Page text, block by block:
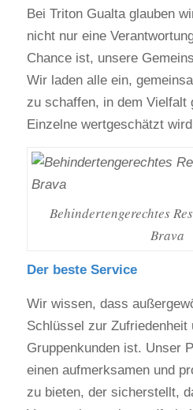
Bei Triton Gualta glauben
nicht nur eine
Chance ist, unsere
Wir laden alle ein,
zu schaffen, in dem Vielfalt
Einzelne wertgeschätzt
Behindertengerechtes
Brava
Der beste Service
Wir wissen, dass
Schlüssel zur Zufriedenheit
Gruppenkunden ist. Unser
einen aufmerksamen und
zu bieten, der sicherstellt,